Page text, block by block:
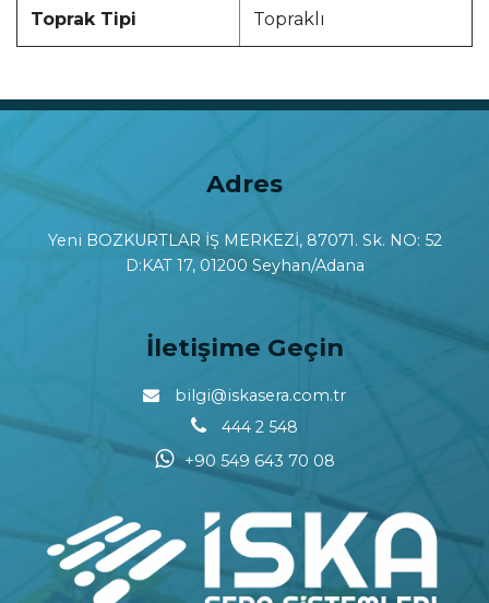
Toprak Tipi Topraklı
Adres
Yeni BOZKURTLAR İŞ MERKEZİ, 87071. Sk. NO: 52
D:KAT 17, 01200 Seyhan/Adana
İletişime Geçin
bilgi@iskasera.com.tr
444 2 548
+90 549 643 70 08